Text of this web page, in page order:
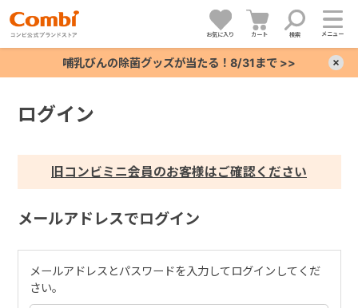
お気に入り カート 検索 メニュー
哺乳びんの除菌グッズが当たる！8/31まで >>
ログイン
旧コンビミニ会員のお客様はご確認ください
メールアドレスでログイン
メールアドレスとパスワードを入力してログインしてくだ
さい。